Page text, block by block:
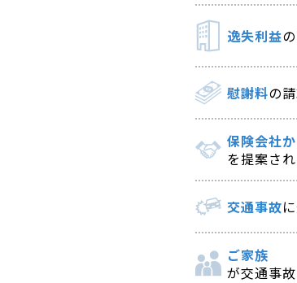
逸失利益
慰謝料の
保険会社
を提案さ
交通事故
ご家族
が交通事